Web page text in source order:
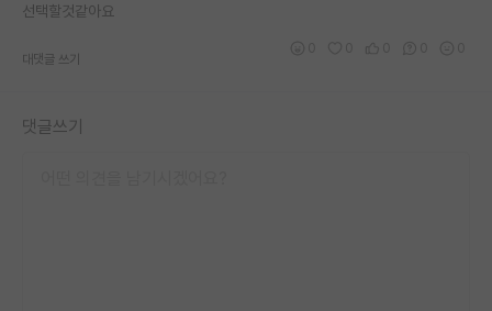
선택할것같아요
대댓글 쓰기
댓글쓰기